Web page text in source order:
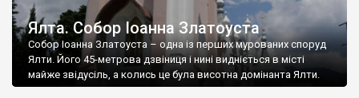
Ялта. Собор Іоанна Златоуста
Собор Іоанна Златоуста – одна із перших мурованих споруд
Ялти. Його 45-метрова дзвіниця і нині видніється в місті
майже звідусіль, а колись це була висотна домінанта Ялти.